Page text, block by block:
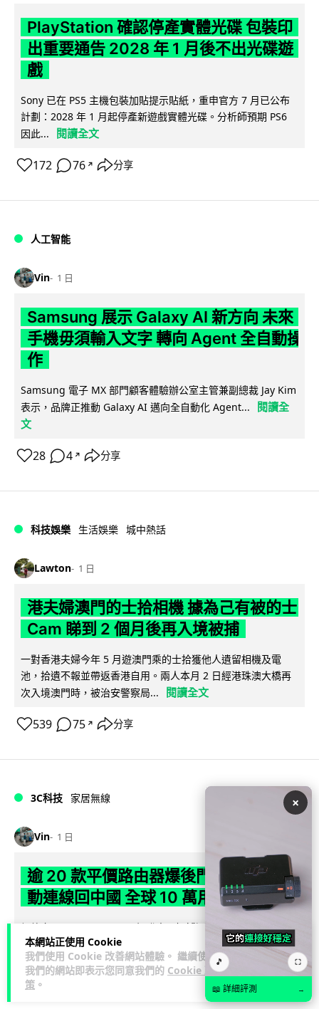
本網站正使用 Cookie
我們使用 Cookie 改善網站體驗。 繼續使用
我們的網站即表示您同意我們的 Cookie 政
策 。
PlayStation 確認停產實體光碟 包裝印
出重要通告 2028 年 1 月後不出光碟遊
戲
Sony 已在 PS5 主機包裝加貼提示貼紙，重申官方 7 月已公布
計劃：2028 年 1 月起停產新遊戲實體光碟。分析師預期 PS6
因此...
閱讀全文
172 76 ↗ 分享
人工智能
Vin 1 日
Samsung 展示 Galaxy AI 新方向 未來
手機毋須輸入文字 轉向 Agent 全自動操
作
Samsung 電子 MX 部門顧客體驗辦公室主管兼副總裁 Jay Kim
表示，品牌正推動 Galaxy AI 邁向全自動化 Agent...
閱讀全
文
28 4 ↗ 分享
科技娛樂 生活娛樂 城中熱話
Lawton 1 日
港夫婦澳門的士拾相機 據為己有被的士
Cam 睇到 2 個月後再入境被捕
一對香港夫婦今年 5 月遊澳門乘的士拾獲他人遺留相機及電
池，拾遺不報並帶返香港自用。兩人本月 2 日經港珠澳大橋再
次入境澳門時，被治安警察局...
閱讀全文
539 75 ↗ 分享
3C科技 家居無線
Vin 1 日
逾 20 款平價路由器爆後門 每 35 秒自
動連線回中國 全球 10 萬用家私隱堪憂
網絡安全公司 VulnCheck 揭發中國智博通電子（Zbtlink）生產
的 20 多款路由器內置後門程式「Endlessdoors」（無盡... 閱
讀全文
969
×
🎵 ⛶
📖 詳細評測 →